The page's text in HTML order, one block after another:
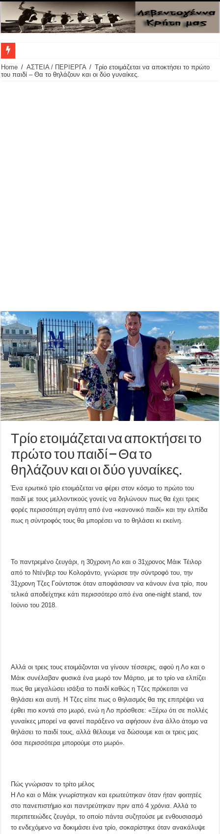
Home / ΑΣΤΕΙΑ / ΠΕΡΙΕΡΓΑ / Τρίο ετοιμάζεται να αποκτήσει το πρώτο
του παιδί – Θα το θηλάζουν και οι δύο γυναίκες.
Τρίο ετοιμάζεται να αποκτήσει το
πρώτο του παιδί – Θα το
θηλάζουν και οι δύο γυναίκες.
Ένα ερωτικό τρίο ετοιμάζεται να φέρει στον κόσμο το πρώτο του
παιδί με τους μελλοντικούς γονείς να δηλώνουν πως θα έχει τρεις
φορές περισσότερη αγάπη από ένα «κανονικό παιδί» και την ελπίδα
πως η σύντροφός τους θα μπορέσει να το θηλάσει κι εκείνη.
Το παντρεμένο ζευγάρι, η 30χρονη Λο και ο 31χρονος Μάικ Τέιλορ
από το Ντένβερ του Κολοράντο, γνώρισε την σύντροφό του, την
31χρονη Τζες Γούντστοκ όταν αποφάσισαν να κάνουν ένα τρίο, που
τελικά αποδείχτηκε κάτι περισσότερο από ένα one-night stand, τον
Ιούνιο του 2018.
Αλλά οι τρεις τους ετοιμάζονται να γίνουν τέσσερις, αφού η Λο και ο
Μάικ συνέλαβαν φυσικά ένα μωρό τον Μάρτιο, με το τρίο να ελπίζει
πως θα μεγαλώσει ισάξια το παιδί καθώς η Τζες πρόκειται να
θηλάσει και αυτή. Η Τζες είπε πως ο θηλασμός θα της επιτρέψει να
έρθει πιο κοντά στο μωρό, ενώ η Λο πρόσθεσε: «Ξέρω ότι σε πολλές
γυναίκες μπορεί να φανεί παράξενο να αφήσουν ένα άλλο άτομο να
θηλάσει το παιδί τους, αλλά θέλουμε να δώσουμε και οι τρεις μας
όσα περισσότερα μπορούμε στο μωρό».
Πώς γνώρισαν το τρίτο μέλος
Η Λο και ο Μάικ γνωρίστηκαν και ερωτεύτηκαν όταν ήταν φοιτητές
στο πανεπιστήμιο και παντρεύτηκαν πριν από 4 χρόνια. Αλλά το
περιπετειώδες ζευγάρι, το οποίο πάντα συζητούσε με ενθουσιασμό
το ενδεχόμενο να δοκιμάσει ένα τρίο, σοκαρίστηκε όταν ανακάλυψε